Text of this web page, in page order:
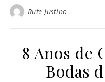
Rute Justino
8 Anos de
Bodas